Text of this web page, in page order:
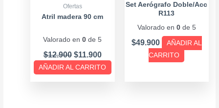
Ofertas
Atril madera 90 cm
Valorado en0 de 5
$12.900 $11.900
AÑADIR AL CARRITO
Set Aerógrafo Doble/Acc
R113
Valorado en 0de 5
$49.900
AÑADIR AL
CARRITO